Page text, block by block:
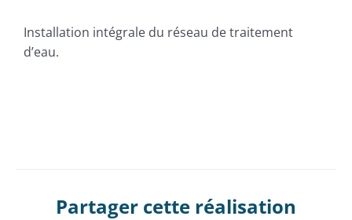
Installation intégrale du réseau de traitement
d’eau.
Partager cette réalisation